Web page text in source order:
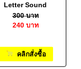
Letter Sound
Poster: In
Precursive letters
300 บาท
240 บาท
คลิกสั่งซื้อ